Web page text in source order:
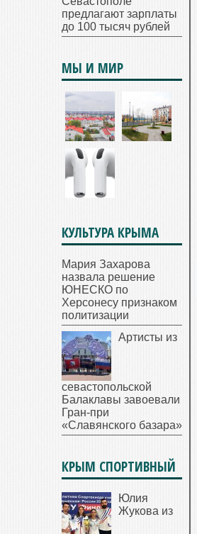
предлагают зарплаты
до 100 тысяч рублей
МЫ И МИР
КУЛЬТУРА КРЫМА
Мария Захарова
назвала решение
ЮНЕСКО по
Херсонесу признаком
политизации
Артисты из
севастопольской
Балаклавы завоевали
Гран-при
«Славянского базара»
КРЫМ СПОРТИВНЫЙ
Юлия
Жукова из